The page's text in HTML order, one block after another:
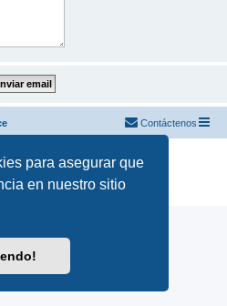
para asegurar que
en nuestro sitio
Contáctenos
® Forum Software © phpBB Limited
por
phpBB España
|Condiciones